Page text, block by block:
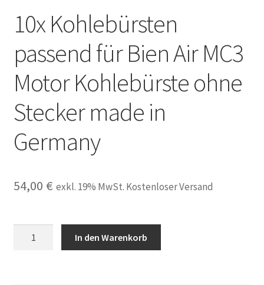
10x Kohlebürsten
passend für Bien Air MC3
Motor Kohlebürste ohne
Stecker made in
Germany
54,00 € exkl. 19% MwSt. Kostenloser Versand
In den Warenkorb